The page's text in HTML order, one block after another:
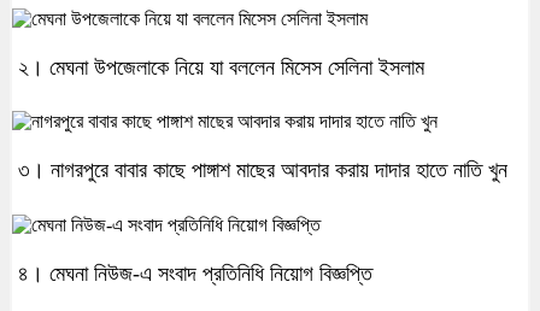
২। মেঘনা উপজেলাকে নিয়ে যা বললেন মিসেস সেলিনা ইসলাম
৩। নাগরপুরে বাবার কাছে পাঙ্গাশ মাছের আবদার করায় দাদার হাতে নাতি খুন
৪। মেঘনা নিউজ-এ সংবাদ প্রতিনিধি নিয়োগ বিজ্ঞপ্তি